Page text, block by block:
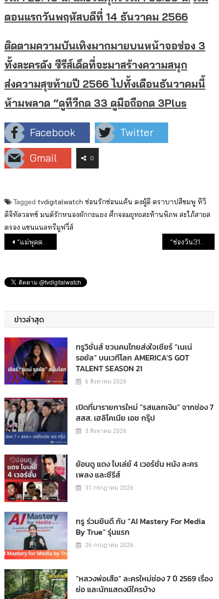
ตอนแรกวันพฤหัสบดีที่ 14 ธันวาคม 2566
ติดตามความบันเทิงมากมายบนหน้าจอช่อง 3
ทั้งละครดัง ซีรีส์เด็ดที่จะมาสร้างความสนุก
ส่งความสุขท้ายปี 2566 ไปทั้งเดือนธันวาคมนี้
ห้ามพลาด “ดูทีวีกด 33 ดูมือถือกด 3Plus
Facebook
Twitter
Gmail
0
Tagged tvdigitalwatch ซ่อนรักซ่อนแค้น ดงผู้ดี ตราบาปสีชมพู ทีวี
ดิจิทัลวอทช์ มนต์รักหนองผักกะแยง ศึกจอมยุทธสะท้านพิภพ สะใภ้สายส
ตรอง แชนแนลทรีมูฟวี่ส์
แนะแนวเรื่อง
“แม่พุดตาน เบลล่า ราณี” รวมพลพระ-นางตัวตึง เซ็นปฏิทินวันสุดท้าย ที่ ช่อง 3 “ช่องวัน31” ร่วมกับ “สภากาชาดไทย” จัดโครงการ “โอกาสที่ 2 = ชีวิตใหม่”
ข่าวล่าสุด
ทรูวิชั่นส์ ชวนคนไทยส่งใจเชียร์ “เนเน่
รอยัล” บนเวทีโลก AMERICA’S GOT
TALENT SEASON 21
6 สิงหาคม 2026
เปิดที่มารายการใหม่ “รสแลกเงิน” จากช่อง 7
สสส. เฮลิโคเนีย เอช กรุ๊ป
3 สิงหาคม 2026
ย้อนดู แดง ไบเล่ย์ 4 เวอร์ชั่น หนัง ละคร
เพลง และซีรีส์
31 กรกฎาคม 2026
ทรู ร่วมยินดี กับ “AI Mastery For Media
By True” รุ่นแรก
26 กรกฎาคม 2026
“หลวงพ่อเสือ” ละครใหม่ช่อง 7 ปี 2569 เรื่อง
ย่อ และนักแสดงมีใครบ้าง